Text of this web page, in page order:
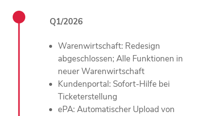
Q1/2026
Warenwirtschaft: Redesign
abgeschlossen; Alle Funktionen in
neuer Warenwirtschaft
Kundenportal: Sofort-Hilfe bei
Ticketerstellung
ePA: Automatischer Upload von